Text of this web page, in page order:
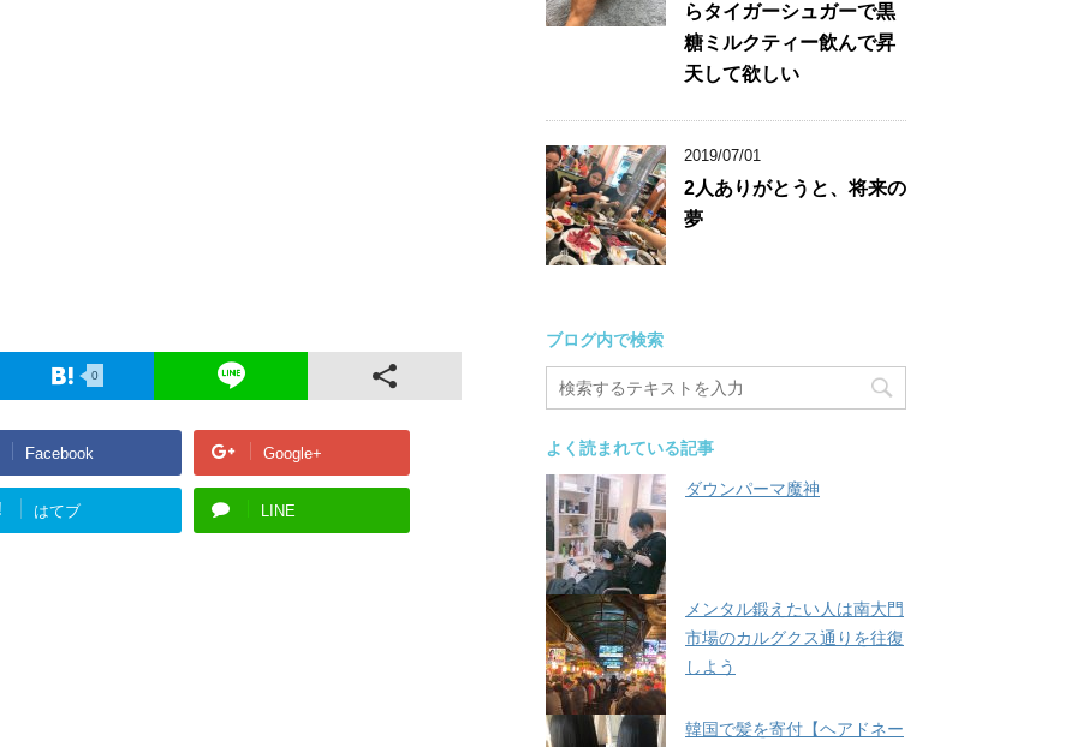
0
Facebook Google+
はてブ LINE
らタイガーシュガーで黒
糖ミルクティー飲んで昇
天して欲しい
2019/07/01
2人ありがとうと、将来の
夢
ブログ内で検索
よく読まれている記事
ダウンパーマ魔神
メンタル鍛えたい人は南大門
市場のカルグクス通りを往復
しよう
韓国で髪を寄付【ヘアドネー